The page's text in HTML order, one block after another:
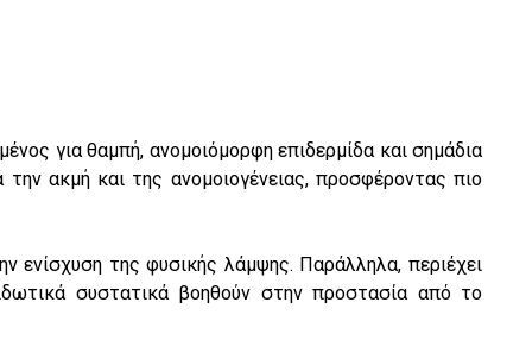
για θαμπή, ανομοιόμορφη επιδερμίδα και σημάδια
ακμή και της ανομοιογένειας, προσφέροντας πιο
ενίσχυση της φυσικής λάμψης. Παράλληλα, περιέχει
συστατικά βοηθούν στην προστασία από το